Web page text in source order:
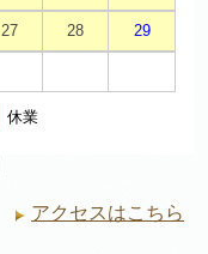
27 28 29
休業
アクセスはこちら